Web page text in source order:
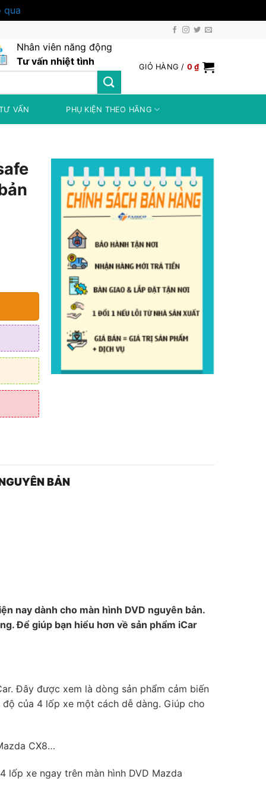
qua
Nhân viên năng động
Tư vấn nhiệt tình
GIỎ HÀNG / 0₫
VẤN PHỤ KIỆN THEO HÃNG
BẢN
nay dành cho màn hình DVD nguyên bản.
Để giúp bạn hiểu hơn về sản phẩm iCar
Đây được xem là dòng sản phẩm cảm biến
của 4 lốp xe một cách dễ dàng. Giúp cho
CX8…
xe ngay trên màn hình DVD Mazda